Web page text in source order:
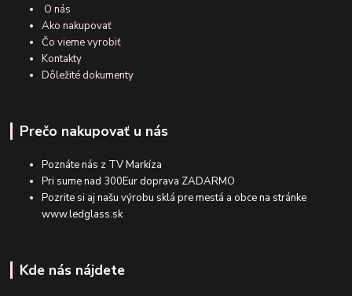
O nás
Ako nakupovať
Čo vieme vyrobiť
Kontakty
Dôležité dokumenty
Prečo nakupovať u nás
Poznáte nás z TV Markíza
Pri sume nad 300Eur doprava ZADARMO
Pozrite si aj našu výrobu sklá pre mestá a obce na stránke
www.ledglass.sk
Kde nás nájdete